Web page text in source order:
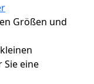
Größen und
eine